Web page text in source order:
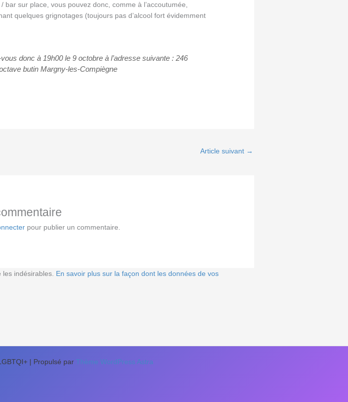
bar sur place, vous pouvez donc, comme à l’accoutumée,
quelques grignotages (toujours pas d’alcool fort évidemment
donc à 19h00 le 9 octobre à l’adresse suivante : 246
butin Margny-les-Compiègne
Article suivant →
pour publier un commentaire.
indésirables. En savoir plus sur la façon dont les données de vos
| Propulsé par Thème WordPress Astra